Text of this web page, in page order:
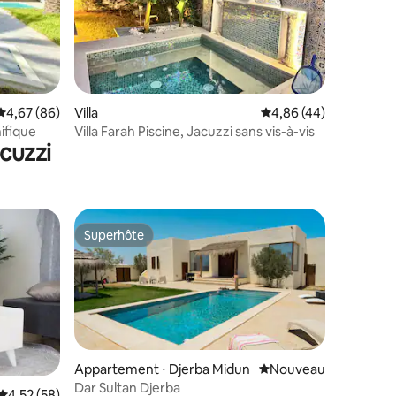
: 5 sur 5
moyenne sur la base de 86 commentaires : 4,67 sur 5
4,67 (86)
Villa Évaluation moyenne
4,86 (44)
Villa Farah Piscine, Jacuzzi sans vis-à-vis
Superhôte
Superhôte
Appartement ⋅ Djerba Midun Nouvel hébergement
Nouveau
Dar Sultan Djerba